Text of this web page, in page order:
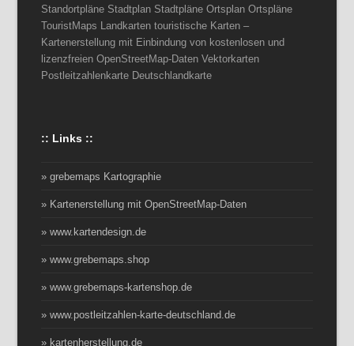
Standortpläne Stadtplan Stadtpläne Ortsplan Ortspläne
TouristMaps Landkarten touristische Karten –
Kartenerstellung mit Einbindung von kostenlosen und
lizenzfreien OpenStreetMap-Daten Vektorkarten
Postleitzahlenkarte Deutschlandkarte
:: Links ::
» grebemaps Kartographie
» Kartenerstellung mit OpenStreetMap-Daten
» www.kartendesign.de
» www.grebemaps.shop
» www.grebemaps-kartenshop.de
» www.postleitzahlen-karte-deutschland.de
» kartenherstellung.de